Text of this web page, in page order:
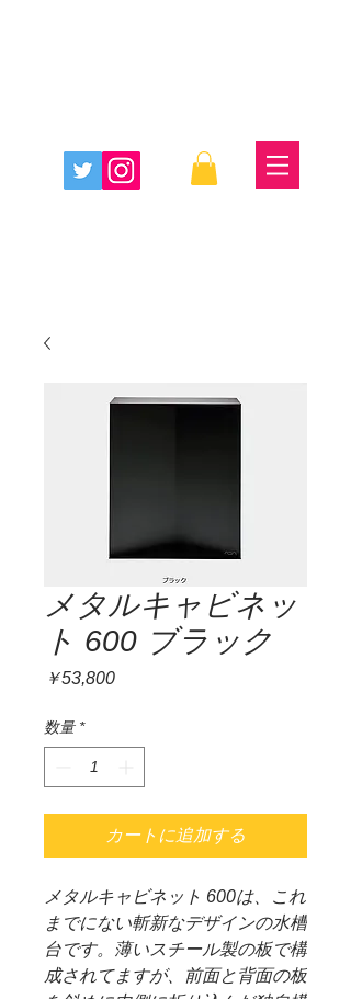
メタルキャビネッ
ト 600 ブラック
￥53,800価
数量 *
カートに追加する
メタルキャビネット 600は、これ
までにない斬新なデザインの水槽
台です。薄いスチール製の板で構
成されてますが、前面と背面の板